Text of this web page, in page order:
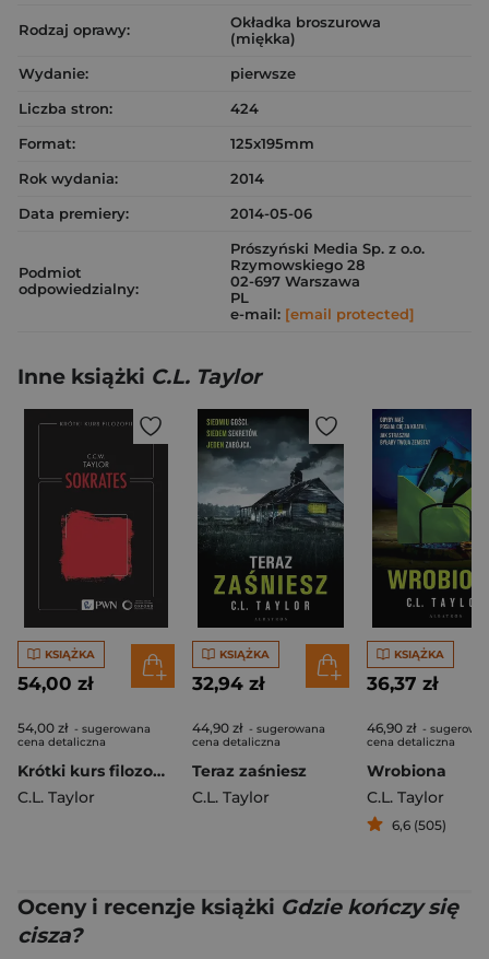
Rodzaj oprawy:
Okładka broszurowa
(miękka)
Wydanie:
pierwsze
Liczba stron:
424
Format:
125x195mm
Rok wydania:
2014
Data premiery:
2014-05-06
Podmiot
odpowiedzialny:
Prószyński Media Sp. z o.o.
Rzymowskiego 28
02-697 Warszawa
PL
e-mail: [email protected]
Inne książki C.L. Taylor
KSIĄŻKA
54,00 zł
54,00 zł - sugerowana
cena detaliczna
Krótki kurs filozofii. Sokrates
C.L. Taylor
KSIĄŻKA
32,94 zł
44,90 zł - sugerowana
cena detaliczna
Teraz zaśniesz
C.L. Taylor
KSIĄŻKA
36,37 zł
46,90 zł -
cena detaliczna
Wrobiona
C.L. Taylor
6,6 (505)
Oceny i recenzje książki Gdzie kończy się
cisza?